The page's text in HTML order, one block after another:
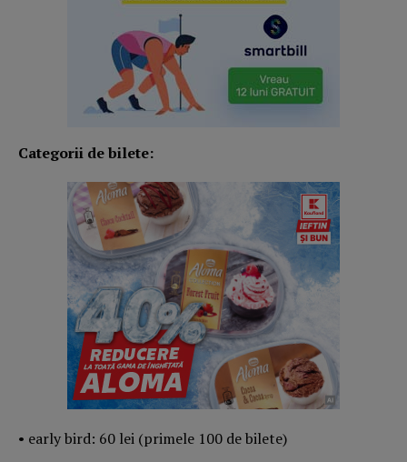
Categorii de bilete:
•⁠ ⁠early bird: 60 lei (primele 100 de bilete)